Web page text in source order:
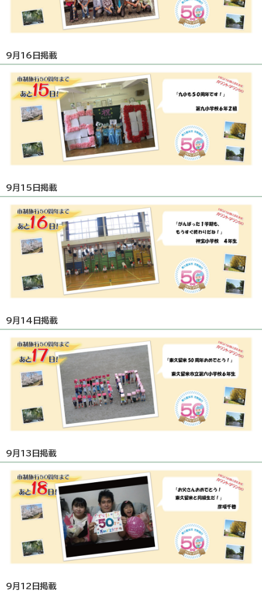
9月16日掲載
9月15日掲載
9月14日掲載
9月13日掲載
9月12日掲載